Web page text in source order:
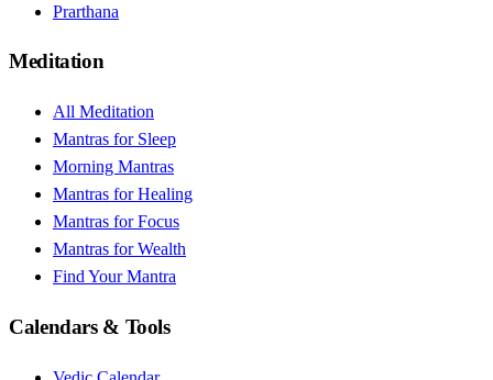
Prarthana
Meditation
All Meditation
Mantras for Sleep
Morning Mantras
Mantras for Healing
Mantras for Focus
Mantras for Wealth
Find Your Mantra
Calendars & Tools